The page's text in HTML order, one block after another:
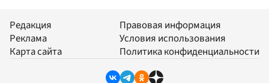
Редакция
Реклама
Карта сайта
Правовая информация
Условия использования
Политика конфиденциальности